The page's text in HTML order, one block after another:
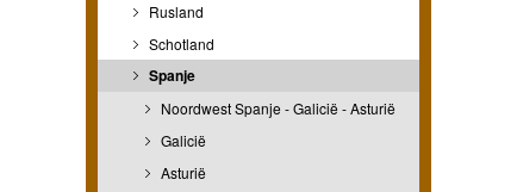
Rusland
Schotland
Spanje
Noordwest Spanje - Galicië - Asturië
Galicië
Asturië